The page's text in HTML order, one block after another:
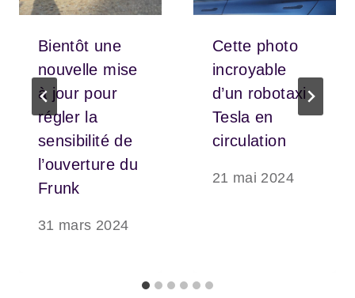
Bientôt une
nouvelle mise
à jour pour
régler la
sensibilité de
l’ouverture du
Frunk
31 mars 2024
Cette photo
incroyable
d’un robotaxi
Tesla en
circulation
21 mai 2024